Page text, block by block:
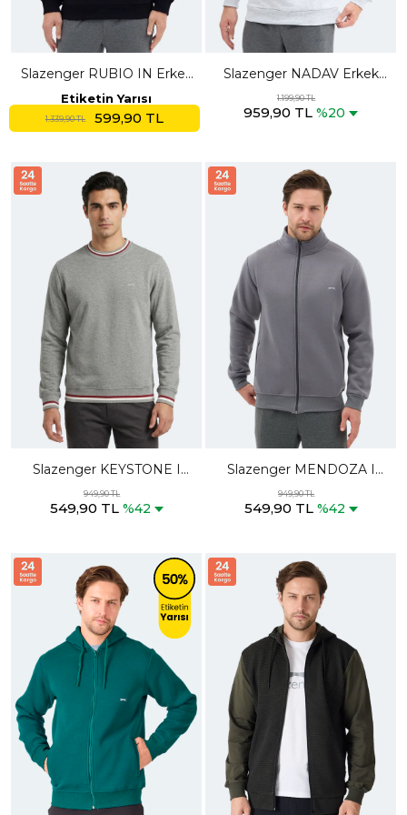
Slazenger RUBIO IN Erkek
Koyu Lacivert Sweatshırt
Etiketin Yarısı
1.339,90 TL 599,90 TL
Slazenger NADAV Erkek
Taş Gri Sweatshırt
1.199,90 TL
959,90 TL %20
Slazenger KEYSTONE I
Erkek Gri Sweatshırt
949,90 TL
549,90 TL %42
Slazenger MENDOZA I
Erkek Fermuarlı Dik Yaka
Cepli Gri Sweatshırt
949,90 TL
549,90 TL %42